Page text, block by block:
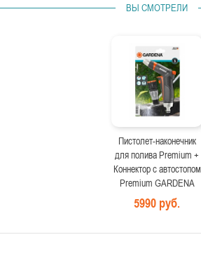
ВЫ СМОТРЕЛИ
Пистолет-наконечник
для полива Premium +
Коннектор с автостопом
Premium GARDENA
5990 руб.